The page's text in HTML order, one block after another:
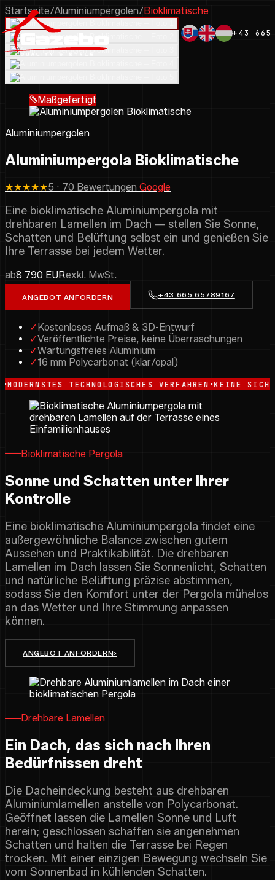
+43 665
Startseite/Aluminiumpergolen/Bioklimatische
Maßgefertigt
Aluminiumpergolen
Aluminiumpergola Bioklimatische
★★★★★5 · 70 Bewertungen Google
Eine bioklimatische Aluminiumpergola mit
drehbaren Lamellen im Dach — stellen Sie Sonne,
Schatten und Belüftung selbst ein und genießen Sie
Ihre Terrasse bei jedem Wetter.
ab8 790 EURexkl. MwSt.
ANGEBOT ANFORDERN +43 665 65789167
✓Kostenloses Aufmaß & 3D-Entwurf
✓Veröffentlichte Preise, keine Überraschungen
✓Wartungsfreies Aluminium
✓16 mm Polycarbonat (klar/opal)
TECHNOLOGISCHES VERFAHREN•KEINE SICHTBAREN
Bioklimatische Pergola
Sonne und Schatten unter Ihrer
Kontrolle
Eine bioklimatische Aluminiumpergola findet eine
außergewöhnliche Balance zwischen gutem
Aussehen und Praktikabilität. Die drehbaren
Lamellen im Dach lassen Sie Sonnenlicht, Schatten
und natürliche Belüftung präzise abstimmen,
sodass Sie den Komfort unter der Pergola mühelos
an das Wetter und Ihre Stimmung anpassen
können.
ANGEBOT ANFORDERN›
Drehbare Lamellen
Ein Dach, das sich nach Ihren
Bedürfnissen dreht
Die Dacheindeckung besteht aus drehbaren
Aluminiumlamellen anstelle von Polycarbonat.
Geöffnet lassen die Lamellen Sonne und Luft
herein; geschlossen schaffen sie angenehmen
Schatten und halten die Terrasse bei Regen
trocken. Mit einer einzigen Bewegung wechseln Sie
vom Sonnenbad in kühlenden Schatten.